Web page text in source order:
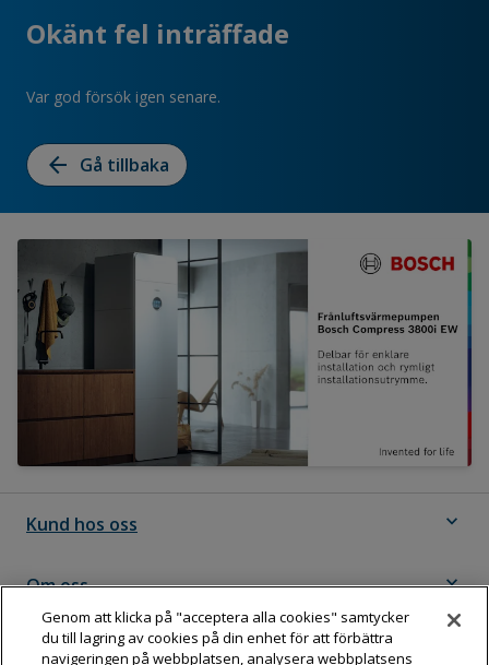
Okänt fel inträffade
Var god försök igen senare.
arrow_back Gå tillbaka
Kund hos oss expand_more
Om oss expand_more
Följ Dahl
Genom att klicka på "acceptera alla cookies" samtycker
du till lagring av cookies på din enhet för att förbättra
navigeringen på webbplatsen, analysera webbplatsens